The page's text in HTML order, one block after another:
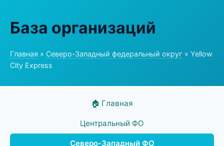
База организаций
Главная » Северо-Западный федеральный округ » Yellow
City Express
🏠 Главная
Центральный ФО
Северо-Западный ФО